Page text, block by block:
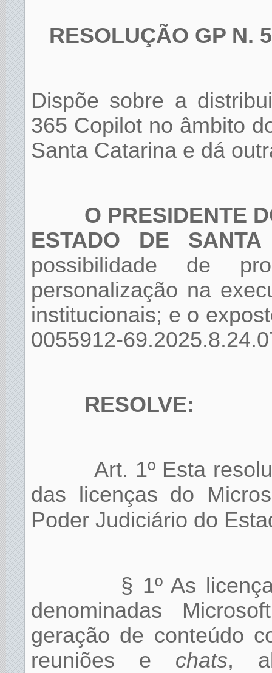
RESOLUÇÃO GP N.
Dispõe sobre a
365 Copilot no âmbito
Santa Catarina e dá
O PRESIDENTE
ESTADO DE SANTA
possibilidade de
personalização na
institucionais; e o
0055912-
RESOLVE:
Art. 1º Esta
das licenças do
Poder Judiciário do
§ 1º As
denominadas
geração de conteúdo
reuniões e chats,